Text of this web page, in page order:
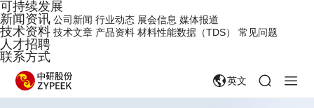
可持续发展
新闻资讯 公司新闻 行业动态 展会信息 媒体报道
技术资料 技术文章 产品资料 材料性能数据（TDS） 常见问题
人才招聘
联系方式
英文